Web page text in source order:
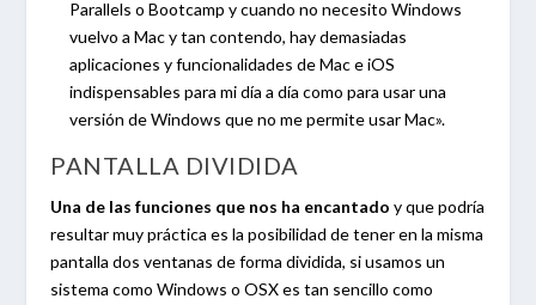
Parallels o Bootcamp y cuando no necesito Windows
vuelvo a Mac y tan contendo, hay demasiadas
aplicaciones y funcionalidades de Mac e iOS
indispensables para mi día a día como para usar una
versión de Windows que no me permite usar Mac».
PANTALLA DIVIDIDA
Una de las funciones que nos ha encantado y que podría
resultar muy práctica es la posibilidad de tener en la misma
pantalla dos ventanas de forma dividida, si usamos un
sistema como Windows o OSX es tan sencillo como